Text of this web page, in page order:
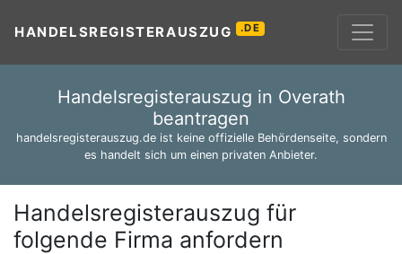
HANDELSREGISTERAUSZUG .DE
Handelsregisterauszug in Overath
beantragen
handelsregisterauszug.de ist keine offizielle Behördenseite, sondern
es handelt sich um einen privaten Anbieter.
Handelsregisterauszug für
folgende Firma anfordern